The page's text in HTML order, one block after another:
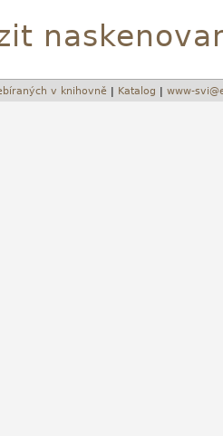
v knihovně| Katalog | www-